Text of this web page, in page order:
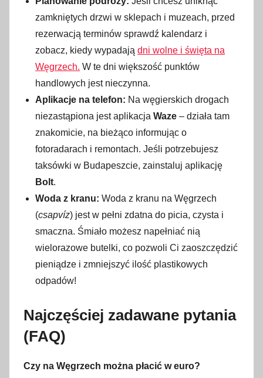
zamkniętych drzwi w sklepach i muzeach, przed
rezerwacją terminów sprawdź kalendarz i
zobacz, kiedy wypadają dni wolne i święta na
Węgrzech. W te dni większość punktów
handlowych jest nieczynna.
Aplikacje na telefon: Na węgierskich drogach
niezastąpiona jest aplikacja Waze – działa tam
znakomicie, na bieżąco informując o
fotoradarach i remontach. Jeśli potrzebujesz
taksówki w Budapeszcie, zainstaluj aplikację
Bolt.
Woda z kranu: Woda z kranu na Węgrzech
(csapvíz) jest w pełni zdatna do picia, czysta i
smaczna. Śmiało możesz napełniać nią
wielorazowe butelki, co pozwoli Ci zaoszczędzić
pieniądze i zmniejszyć ilość plastikowych
odpadów!
Najczęściej zadawane pytania
(FAQ)
Czy na Węgrzech można płacić w euro?